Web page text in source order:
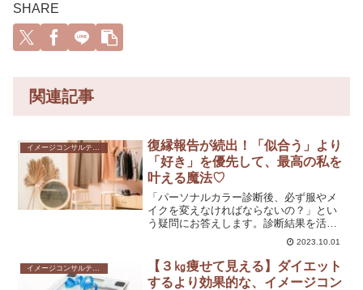
SHARE
関連記事
復縁報告が続出！「似合う」より
「好き」を優先して、最高の私を
叶える魔法♡
「パーソナルカラー診断後、必ず服やメ
イクを変えなければならないの？」とい
う疑問にお答えします。診断結果を活か
す方法や、自分らしさを保ちながら変化
を取り入れるコツをご紹介。無理なく楽
しみながら、自分に似合う色を見つけて
みませんか？
2023.10.01
【３㎏痩せて見える】ダイエット
するより効果的な、イメージコン